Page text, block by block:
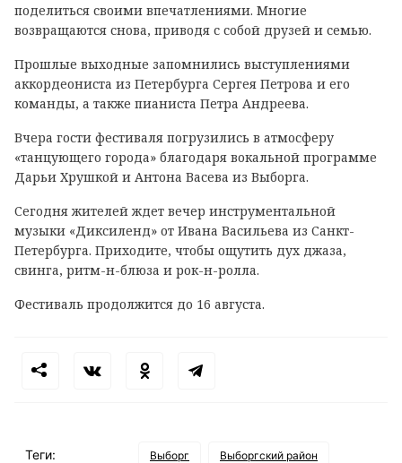
поделиться своими впечатлениями. Многие
возвращаются снова, приводя с собой друзей и семью.
Прошлые выходные запомнились выступлениями
аккордеониста из Петербурга Сергея Петрова и его
команды, а также пианиста Петра Андреева.
Вчера гости фестиваля погрузились в атмосферу
«танцующего города» благодаря вокальной программе
Дарьи Хрушкой и Антона Васева из Выборга.
Сегодня жителей ждет вечер инструментальной
музыки «Диксиленд» от Ивана Васильева из Санкт-
Петербурга. Приходите, чтобы ощутить дух джаза,
свинга, ритм-н-блюза и рок-н-ролла.
Фестиваль продолжится до 16 августа.
Теги: Выборг Выборгский район